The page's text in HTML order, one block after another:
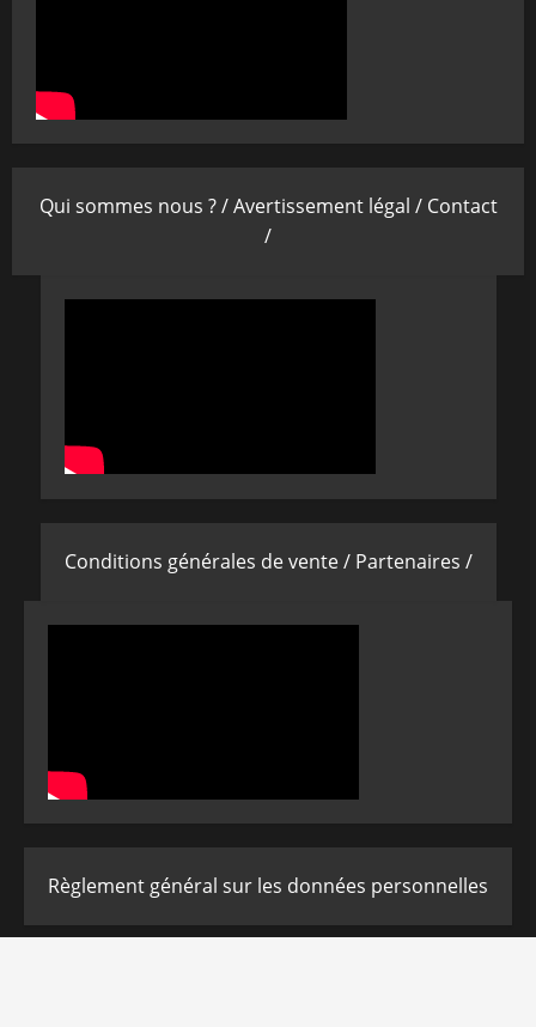
Qui sommes nous ? /Avertissement légal / Contact
/
Conditions générales de vente / Partenaires /
Règlement général sur les données personnelles